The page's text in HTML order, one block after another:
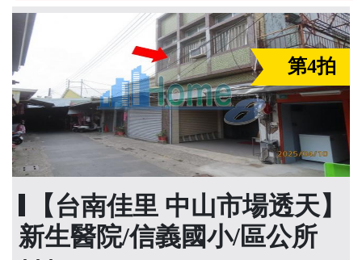
第4拍
【台南佳里 中山市場透天】
新生醫院/信義國小/區公所